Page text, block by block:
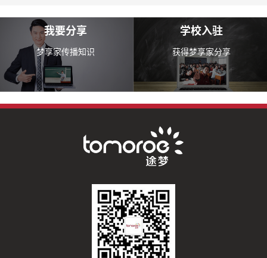
我要分享
梦享家传播知识
学校入驻
获得梦享家分享